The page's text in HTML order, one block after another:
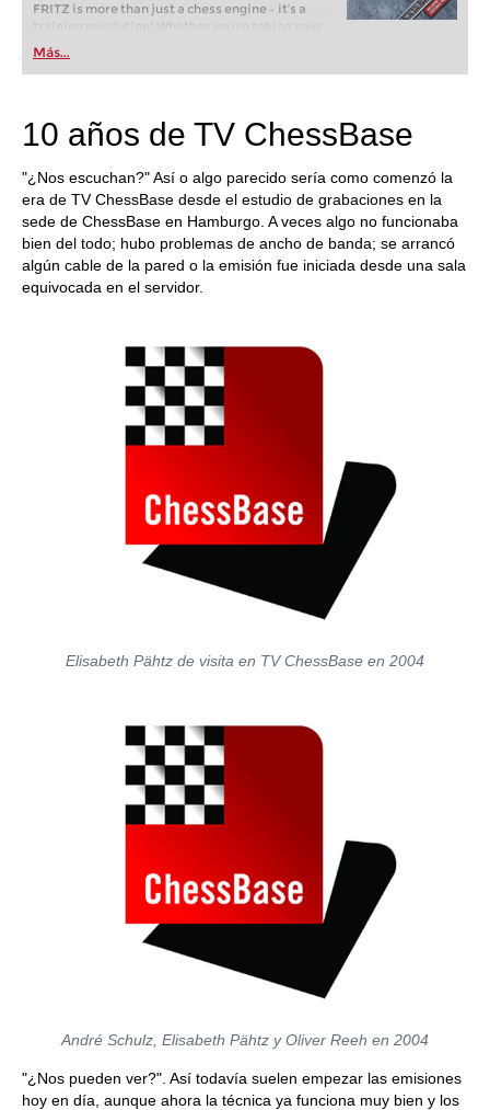
FRITZ is more than just a chess engine – it’s a
training revolution! Whether you’re taking your
first steps into the world of club chess, or already
playing at a tournament level: with FRITZ, you can
train more efficiently, intelligently and with a
Más...
10 años de TV ChessBase
"¿Nos escuchan?" Así o algo parecido sería como comenzó la
era de TV ChessBase desde el estudio de grabaciones en la
sede de ChessBase en Hamburgo. A veces algo no funcionaba
bien del todo; hubo problemas de ancho de banda; se arrancó
algún cable de la pared o la emisión fue iniciada desde una sala
equivocada en el servidor.
Elisabeth Pähtz de visita en TV ChessBase en 2004
André Schulz, Elisabeth Pähtz y Oliver Reeh en 2004
"¿Nos pueden ver?". Así todavía suelen empezar las emisiones
hoy en día, aunque ahora la técnica ya funciona muy bien y los